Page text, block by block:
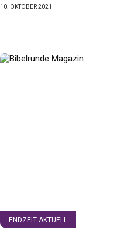
10. OKTOBER 2021
ENDZEIT AKTUELL